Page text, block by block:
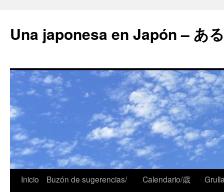
Una japonesa en Japón – あ
Inicio
Buzón de sugerencias/
Calendario/歳